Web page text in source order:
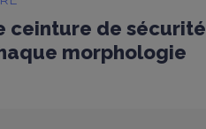
ceinture de sécurité
morphologie